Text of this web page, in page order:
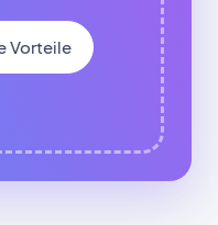
Vorteile